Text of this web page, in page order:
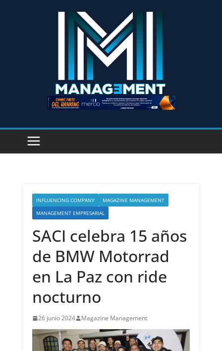
INFLUENCING COMPANY
MAGAZINE MANAGEMENT
MANAGEMENT EMPRESARIAL
SACI celebra 15 años
de BMW Motorrad
en La Paz con ride
nocturno
26 junio 2024 Magazine Management